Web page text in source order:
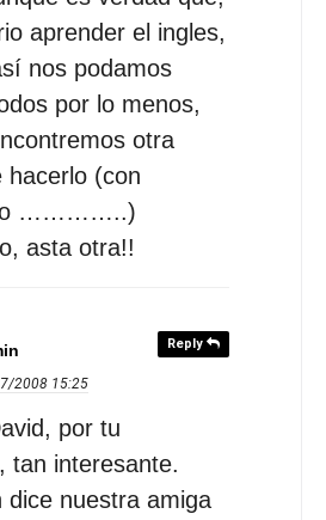
aprender el ingles,
nos podamos
por lo menos,
otra
hacerlo (con
o …………..)
asta otra!!
Reply
2008 15:25
por tu
tan interesante.
dice nuestra amiga